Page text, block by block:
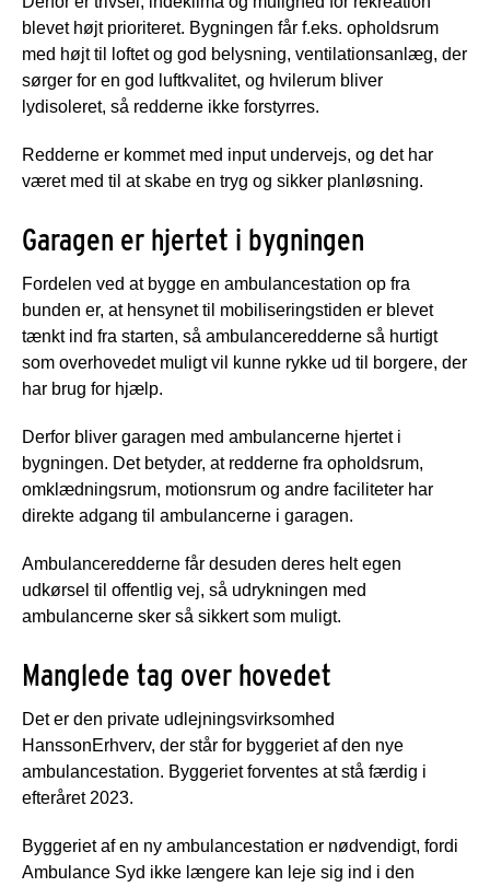
blevet højt prioriteret. Bygningen får f.eks. opholdsrum
med højt til loftet og god belysning, ventilationsanlæg, der
sørger for en god luftkvalitet, og hvilerum bliver
lydisoleret, så redderne ikke forstyrres.
Redderne er kommet med input undervejs, og det har
været med til at skabe en tryg og sikker planløsning.
Garagen er hjertet i bygningen
Fordelen ved at bygge en ambulancestation op fra
bunden er, at hensynet til mobiliseringstiden er blevet
tænkt ind fra starten, så ambulanceredderne så hurtigt
som overhovedet muligt vil kunne rykke ud til borgere, der
har brug for hjælp.
Derfor bliver garagen med ambulancerne hjertet i
bygningen. Det betyder, at redderne fra opholdsrum,
omklædningsrum, motionsrum og andre faciliteter har
direkte adgang til ambulancerne i garagen.
Ambulanceredderne får desuden deres helt egen
udkørsel til offentlig vej, så udrykningen med
ambulancerne sker så sikkert som muligt.
Manglede tag over hovedet
Det er den private udlejningsvirksomhed
HanssonErhverv, der står for byggeriet af den nye
ambulancestation. Byggeriet forventes at stå færdig i
efteråret 2023.
Byggeriet af en ny ambulancestation er nødvendigt, fordi
Ambulance Syd ikke længere kan leje sig ind i den